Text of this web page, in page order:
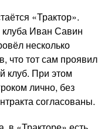
«Трактор».
клуба Иван Савин
несколько
что тот сам проявил
клуб. При этом
лично, без
согласованы.